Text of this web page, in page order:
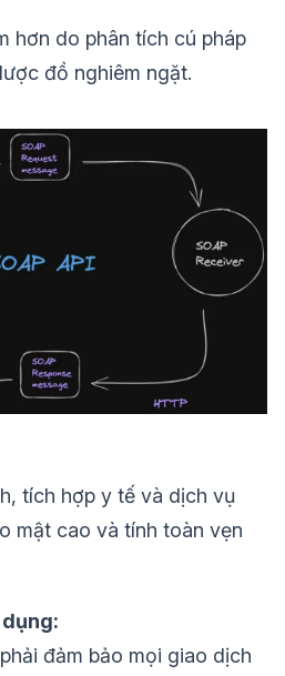
hơn do phân tích cú pháp
đồ nghiêm ngặt.
tích hợp y tế và dịch vụ
mật cao và tính toàn vẹn
đảm bảo mọi giao dịch